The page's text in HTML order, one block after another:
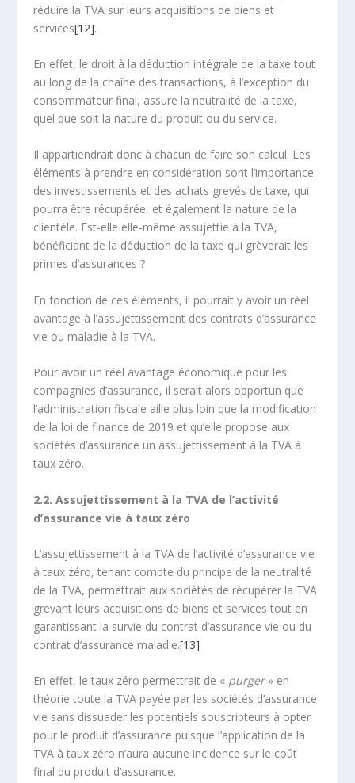
réduire la TVA sur leurs acquisitions de biens et
services[12].
En effet, le droit à la déduction intégrale de la taxe tout
au long de la chaîne des transactions, à l’exception du
consommateur final, assure la neutralité de la taxe,
quel que soit la nature du produit ou du service.
Il appartiendrait donc à chacun de faire son calcul. Les
éléments à prendre en considération sont l’importance
des investissements et des achats grevés de taxe, qui
pourra être récupérée, et également la nature de la
clientèle. Est-elle elle-même assujettie à la TVA,
bénéficiant de la déduction de la taxe qui grèverait les
primes d’assurances ?
En fonction de ces éléments, il pourrait y avoir un réel
avantage à l’assujettissement des contrats d’assurance
vie ou maladie à la TVA.
Pour avoir un réel avantage économique pour les
compagnies d’assurance, il serait alors opportun que
l’administration fiscale aille plus loin que la modification
de la loi de finance de 2019 et qu’elle propose aux
sociétés d’assurance un assujettissement à la TVA à
taux zéro.
2.2. Assujettissement à la TVA de l’activité
d’assurance vie à taux zéro
L’assujettissement à la TVA de l’activité d’assurance vie
à taux zéro, tenant compte du principe de la neutralité
de la TVA, permettrait aux sociétés de récupérer la TVA
grevant leurs acquisitions de biens et services tout en
garantissant la survie du contrat d’assurance vie ou du
contrat d’assurance maladie.[13]
En effet, le taux zéro permettrait de « purger » en
théorie toute la TVA payée par les sociétés d’assurance
vie sans dissuader les potentiels souscripteurs à opter
pour le produit d’assurance puisque l’application de la
TVA à taux zéro n’aura aucune incidence sur le coût
final du produit d’assurance.